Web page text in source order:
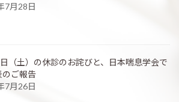
7月28日
（土）の休診のお詫びと、日本喘息学会で
のご報告
7月26日